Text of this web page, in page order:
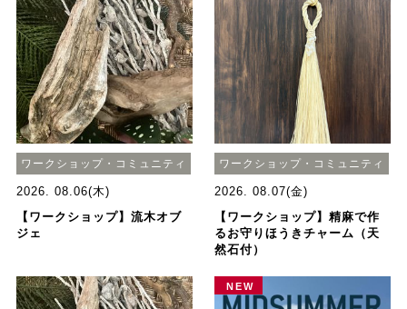
ワークショップ・コミュニティ
2026. 08.06(木)
【ワークショップ】流木オブ
ジェ
ワークショップ・コミュニティ
2026. 08.07(金)
【ワークショップ】精麻で作
るお守りほうきチャーム（天
然石付）
NEW